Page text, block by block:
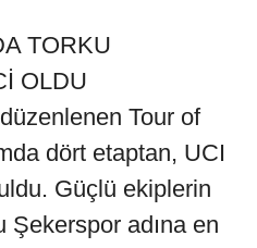
TORKU
OLDU
Tour of
dört etaptan, UCI
Güçlü ekiplerin
Şekerspor adına en